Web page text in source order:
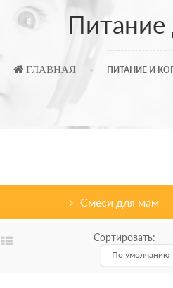
ГЛАВНАЯ ПИТАНИЕ И
Смеси для мам
Сортировать:
По умолчанию